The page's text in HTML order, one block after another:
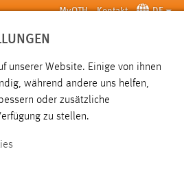
MyOTH Kontakt DE
SUCHE
BEWERBEN
unserer Website. Einige von ihnen
während andere uns helfen,
oder zusätzliche
zu stellen.